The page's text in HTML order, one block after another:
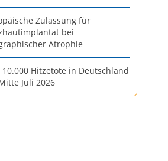
Zulassung für
bei
Atrophie
10.000 Hitzetote in Deutschland
Juli 2026